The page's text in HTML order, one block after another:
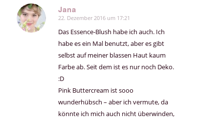
Jana
sagte:
22. Dezember 2016 um 17:21
Das Essence-Blush habe ich auch. Ich
habe es ein Mal benutzt, aber es gibt
selbst auf meiner blassen Haut kaum
Farbe ab. Seit dem ist es nur noch Deko.
:D
Pink Buttercream ist sooo
wunderhübsch – aber ich vermute, da
könnte ich mich auch nicht überwinden,